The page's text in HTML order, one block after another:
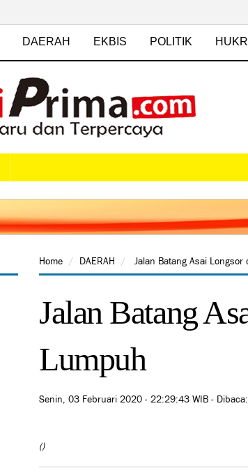
DAERAH EKBIS POLITIK
Home DAERAH Jalan Batang Asai
Jalan Batang
Lumpuh
Senin, 03 Februari 2020 - 22:29:43 WIB -
()